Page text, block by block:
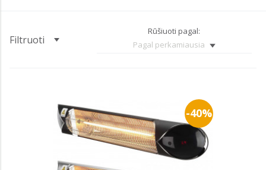
Filtruoti
Rūšiuoti pagal:
Pagal perkamiausia
-40%